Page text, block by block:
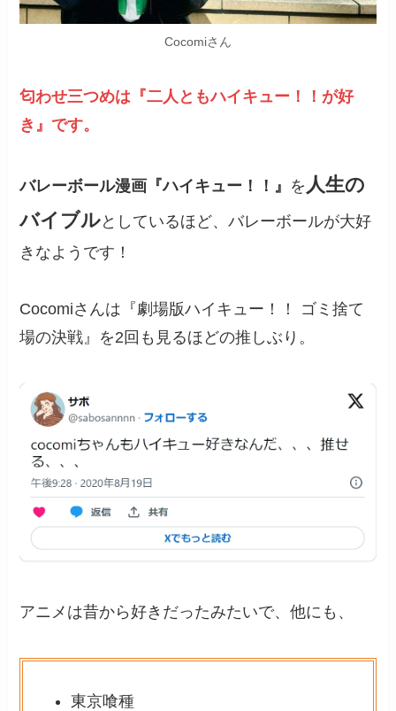
Cocomiさん
匂わせ三つめは『二人ともハイキュー！！が好
き』です。
バレーボール漫画『ハイキュー！！』 を 人生の
バイブルとしているほど、バレーボールが大好
きなようです！
Cocomiさんは『劇場版ハイキュー！！ ゴミ捨て
場の決戦』を2回も見るほどの推しぶり。
アニメは昔から好きだったみたいで、他にも、
東京喰種